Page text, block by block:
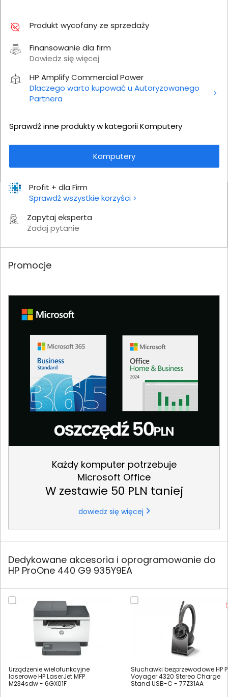
Profit + dla Firm
Sprawdź wszystkie korzyści
Zapytaj eksperta
Zadaj pytanie
Produkt wycofany ze sprzedaży
Finansowanie dla firm
Dowiedz się więcej
HP Amplify Commercial Power
Dlaczego warto kupować u Autoryzowanego
Partnera
Sprawdź inne produkty w kategorii Komputery
Komputery
Promocje
Każdy komputer potrzebuje
Microsoft Office
W zestawie 50 PLN taniej
dowiedz się więcej
Dedykowane akcesoria i oprogramowanie do
HP ProOne 440 G9 935Y9EA
Urządzenie wielofunkcyjne
laserowe HP LaserJet MFP
M234sdw - 6GX01F
Słuchawki bezprzewodowe HP
Voyager 4320 Stereo Charge
Stand USB-C - 77Z31AA